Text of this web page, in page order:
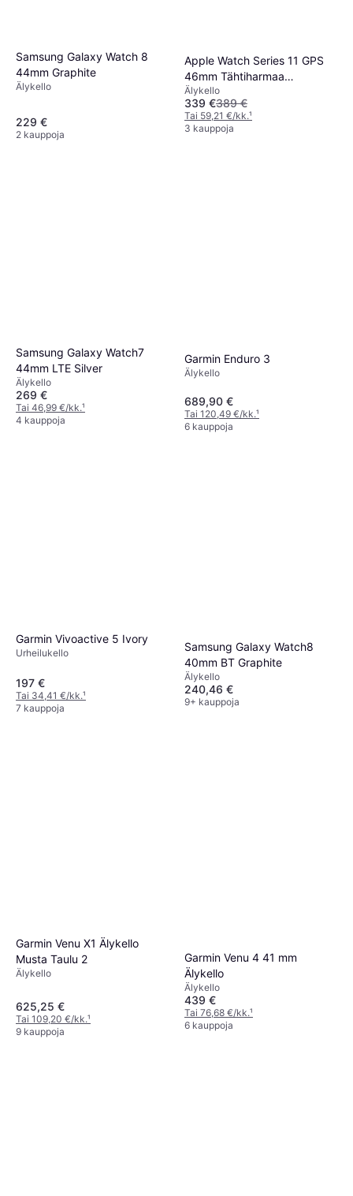
Samsung Galaxy Watch 8
44mm Graphite
Älykello
229 €
2 kauppoja
Apple Watch Series 11 GPS
46mm Tähtiharmaa
Alumiinikuori Musta
Urheiluranneke
Älykello
339 €389 €
Tai 59,21 €/kk.¹
3 kauppoja
Samsung Galaxy Watch7
44mm LTE Silver
Älykello
269 €
Tai 46,99 €/kk.¹
4 kauppoja
Garmin Enduro 3
Älykello
689,90 €
Tai 120,49 €/kk.¹
6 kauppoja
Garmin Vivoactive 5 Ivory
Urheilukello
197 €
Tai 34,41 €/kk.¹
7 kauppoja
Samsung Galaxy Watch8
40mm BT Graphite
Älykello
240,46 €
9+ kauppoja
Garmin Venu X1 Älykello
Musta Taulu 2
Älykello
625,25 €
Tai 109,20 €/kk.¹
9 kauppoja
Garmin Venu 4 41 mm
Älykello
Älykello
439 €
Tai 76,68 €/kk.¹
6 kauppoja